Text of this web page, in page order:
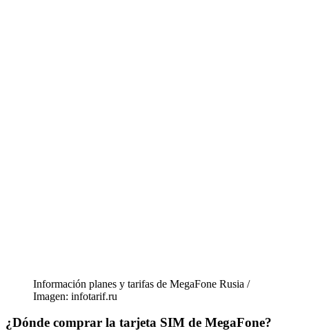
Información planes y tarifas de MegaFone Rusia /
Imagen: infotarif.ru
¿Dónde comprar la tarjeta SIM de MegaFone?